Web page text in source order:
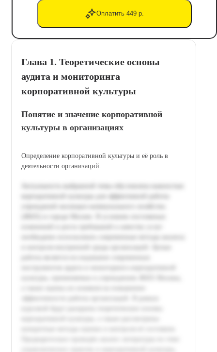
Оплатить 449 р.
Глава 1. Теоретические основы
аудита и мониторинга
корпоративной культуры
Понятие и значение корпоративной
культуры в организациях
Определение корпоративной культуры и её роль в
деятельности организаций.